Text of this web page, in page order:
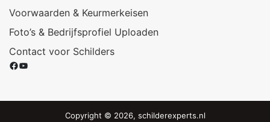
Voorwaarden & Keurmerkeisen
Foto’s & Bedrijfsprofiel Uploaden
Contact voor Schilders
Facebook
YouTube
Copyright © 2026, schilderexperts.nl